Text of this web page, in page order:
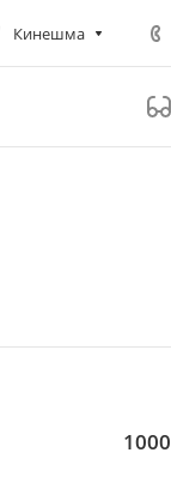
Кинешма
1000